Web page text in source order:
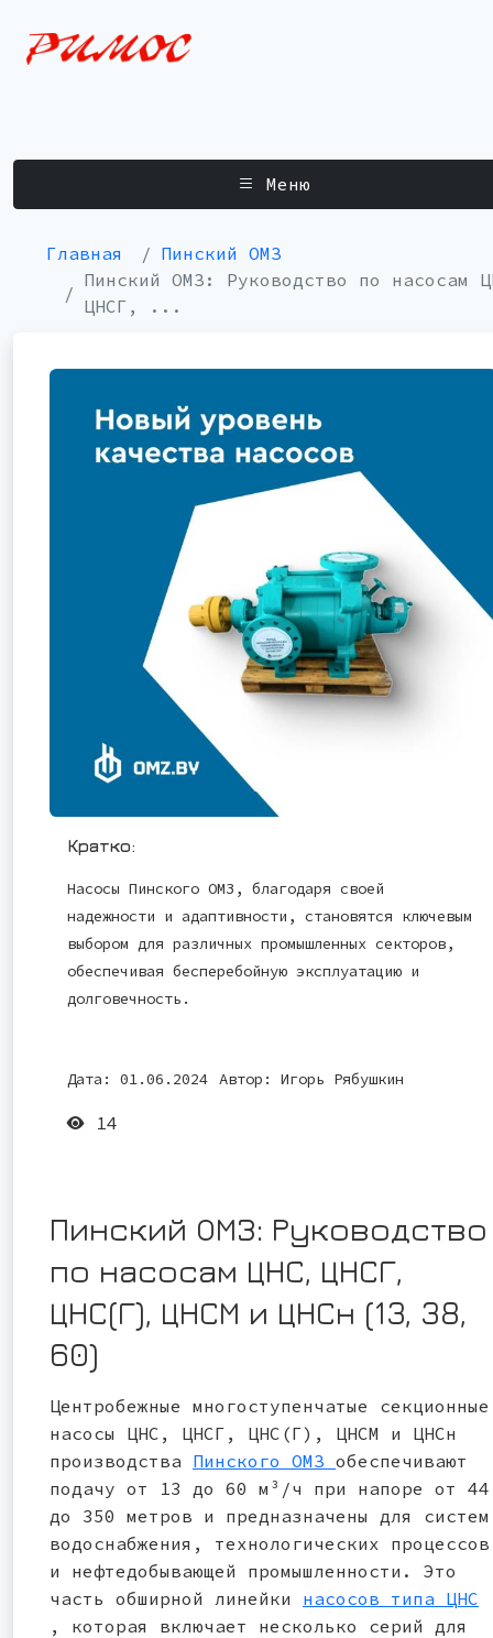
Меню
Главная
Пинский ОМЗ
Пинский ОМЗ: Руководство по насосам
ЦНСГ, ...
Кратко:
Насосы Пинского ОМЗ, благодаря своей
надежности и адаптивности, становятся ключевым
выбором для различных промышленных секторов,
обеспечивая бесперебойную эксплуатацию и
долговечность.
Дата: 01.06.2024 Автор: Игорь Рябушкин
14
Пинский ОМЗ: Руководство
по насосам ЦНС, ЦНСГ,
ЦНС(Г), ЦНСМ и ЦНСн (13, 38,
60)
Центробежные многоступенчатые секционные
насосы ЦНС, ЦНСГ, ЦНС(Г), ЦНСМ и ЦНСн
производства Пинского ОМЗ обеспечивают
подачу от 13 до 60 м³/ч при напоре от 44
до 350 метров и предназначены для систем
водоснабжения, технологических процессов
и нефтедобывающей промышленности. Это
часть обширной линейки насосов типа ЦНС
, которая включает несколько серий для